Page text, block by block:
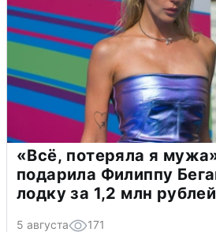
«Всё, потеряла я
подарила Филиппу
лодку за 1,2 млн рублей
5 августа 171